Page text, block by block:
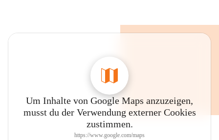
Um Inhalte von Google Maps anzuzeigen,
musst du der Verwendung externer Cookies
zustimmen.
https://www.google.com/maps